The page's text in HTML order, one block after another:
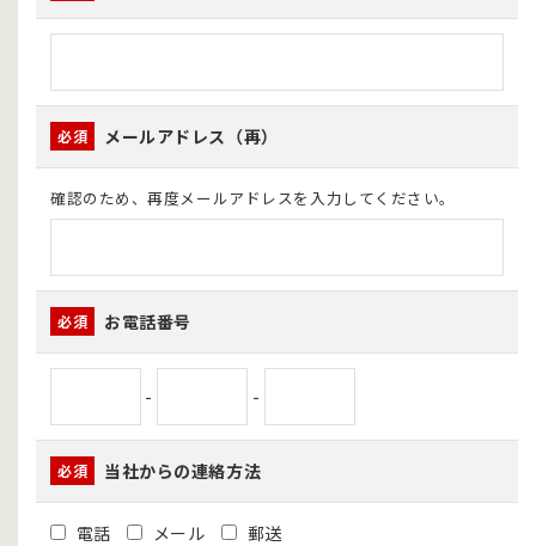
必須 メールアドレス（再）
確認のため、再度メールアドレスを入力してください。
必須 お電話番号
- -
必須 当社からの連絡方法
電話 メール 郵送